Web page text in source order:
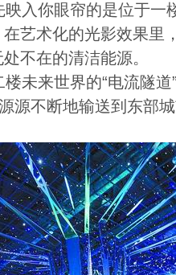
入你眼帘的是位于一
在艺术化的光影效果里
不在的清洁能源。
来世界的“电流隧道
源不断地输送到东部